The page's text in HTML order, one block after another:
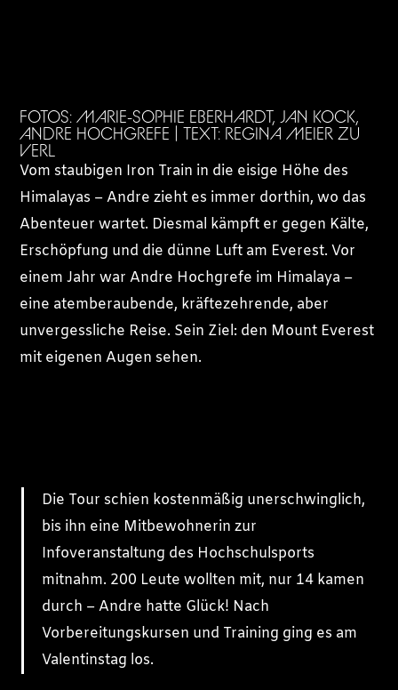
FOTOS: MARIE-SOPHIE EBERHARDT, JAN KOCK,
ANDRE HOCHGREFE | TEXT: REGINA MEIER ZU
VERL
Vom staubigen Iron Train in die eisige Höhe des
Himalayas – Andre zieht es immer dorthin, wo das
Abenteuer wartet. Diesmal kämpft er gegen Kälte,
Erschöpfung und die dünne Luft am Everest. Vor
einem Jahr war Andre Hochgrefe im Himalaya –
eine atemberaubende, kräftezehrende, aber
unvergessliche Reise. Sein Ziel: den Mount Everest
mit eigenen Augen sehen.
Die Tour schien kostenmäßig unerschwinglich,
bis ihn eine Mitbewohnerin zur
Infoveranstaltung des Hochschulsports
mitnahm. 200 Leute wollten mit, nur 14 kamen
durch – Andre hatte Glück! Nach
Vorbereitungskursen und Training ging es am
Valentinstag los.